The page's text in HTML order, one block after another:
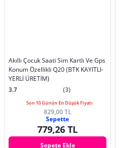
Akıllı Çocuk Saati Sim Kartlı Ve Gps
Konum Özellikli Q20 (BTK KAYITLI-
YERLİ ÜRETİM)
3.7
(3)
Son 10 Günün En Düşük Fiyatı
829,00 TL
Sepette
779,26 TL
Sepete Ekle